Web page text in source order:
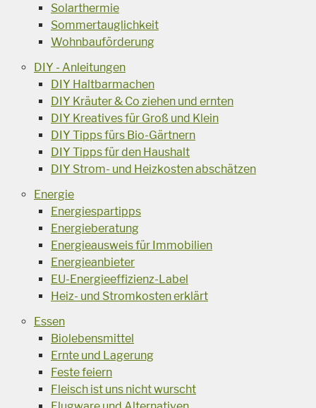
Solarthermie
Sommertauglichkeit
Wohnbauförderung
DIY - Anleitungen
DIY Haltbarmachen
DIY Kräuter & Co ziehen und ernten
DIY Kreatives für Groß und Klein
DIY Tipps fürs Bio-Gärtnern
DIY Tipps für den Haushalt
DIY Strom- und Heizkosten abschätzen
Energie
Energiespartipps
Energieberatung
Energieausweis für Immobilien
Energieanbieter
EU-Energieeffizienz-Label
Heiz- und Stromkosten erklärt
Essen
Biolebensmittel
Ernte und Lagerung
Feste feiern
Fleisch ist uns nicht wurscht